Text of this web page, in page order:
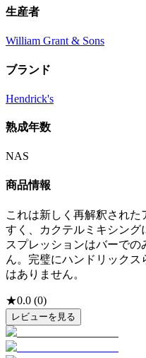
生産者
William Grant & Sons
ブランド
Hendrick's
熟成年数
NAS
商品情報
これは新しく再解釈され
すく、カクテルミキシング
スプレッションはバーで
ん。完璧にハンドリック
はありません。
★0.0 (0)
レビューを見る